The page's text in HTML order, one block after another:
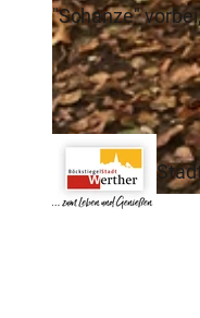
© Stadt Werther (Westf.) |
"Schanze"